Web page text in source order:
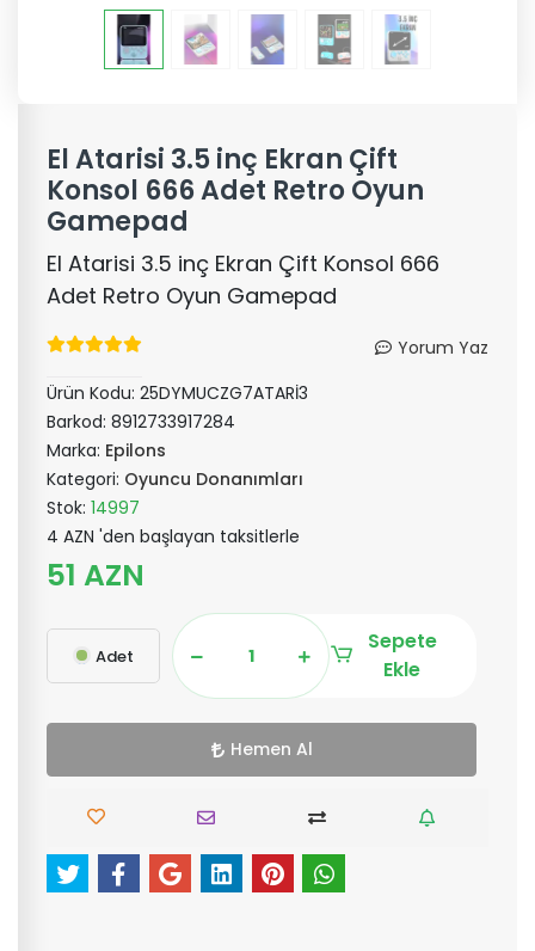
El Atarisi 3.5 inç Ekran Çift
Konsol 666 Adet Retro Oyun
Gamepad
El Atarisi 3.5 inç Ekran Çift Konsol 666
Adet Retro Oyun Gamepad
Yorum Yaz
Ürün Kodu: 25DYMUCZG7ATARİ3
Barkod: 8912733917284
Marka: Epilons
Kategori: Oyuncu Donanımları
Stok: 14997
4 AZN 'den başlayan taksitlerle
51 AZN
Adet
Sepete
Ekle
Hemen Al